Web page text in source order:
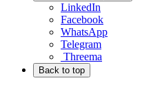
LinkedIn
Facebook
WhatsApp
Telegram
Threema
Back to top